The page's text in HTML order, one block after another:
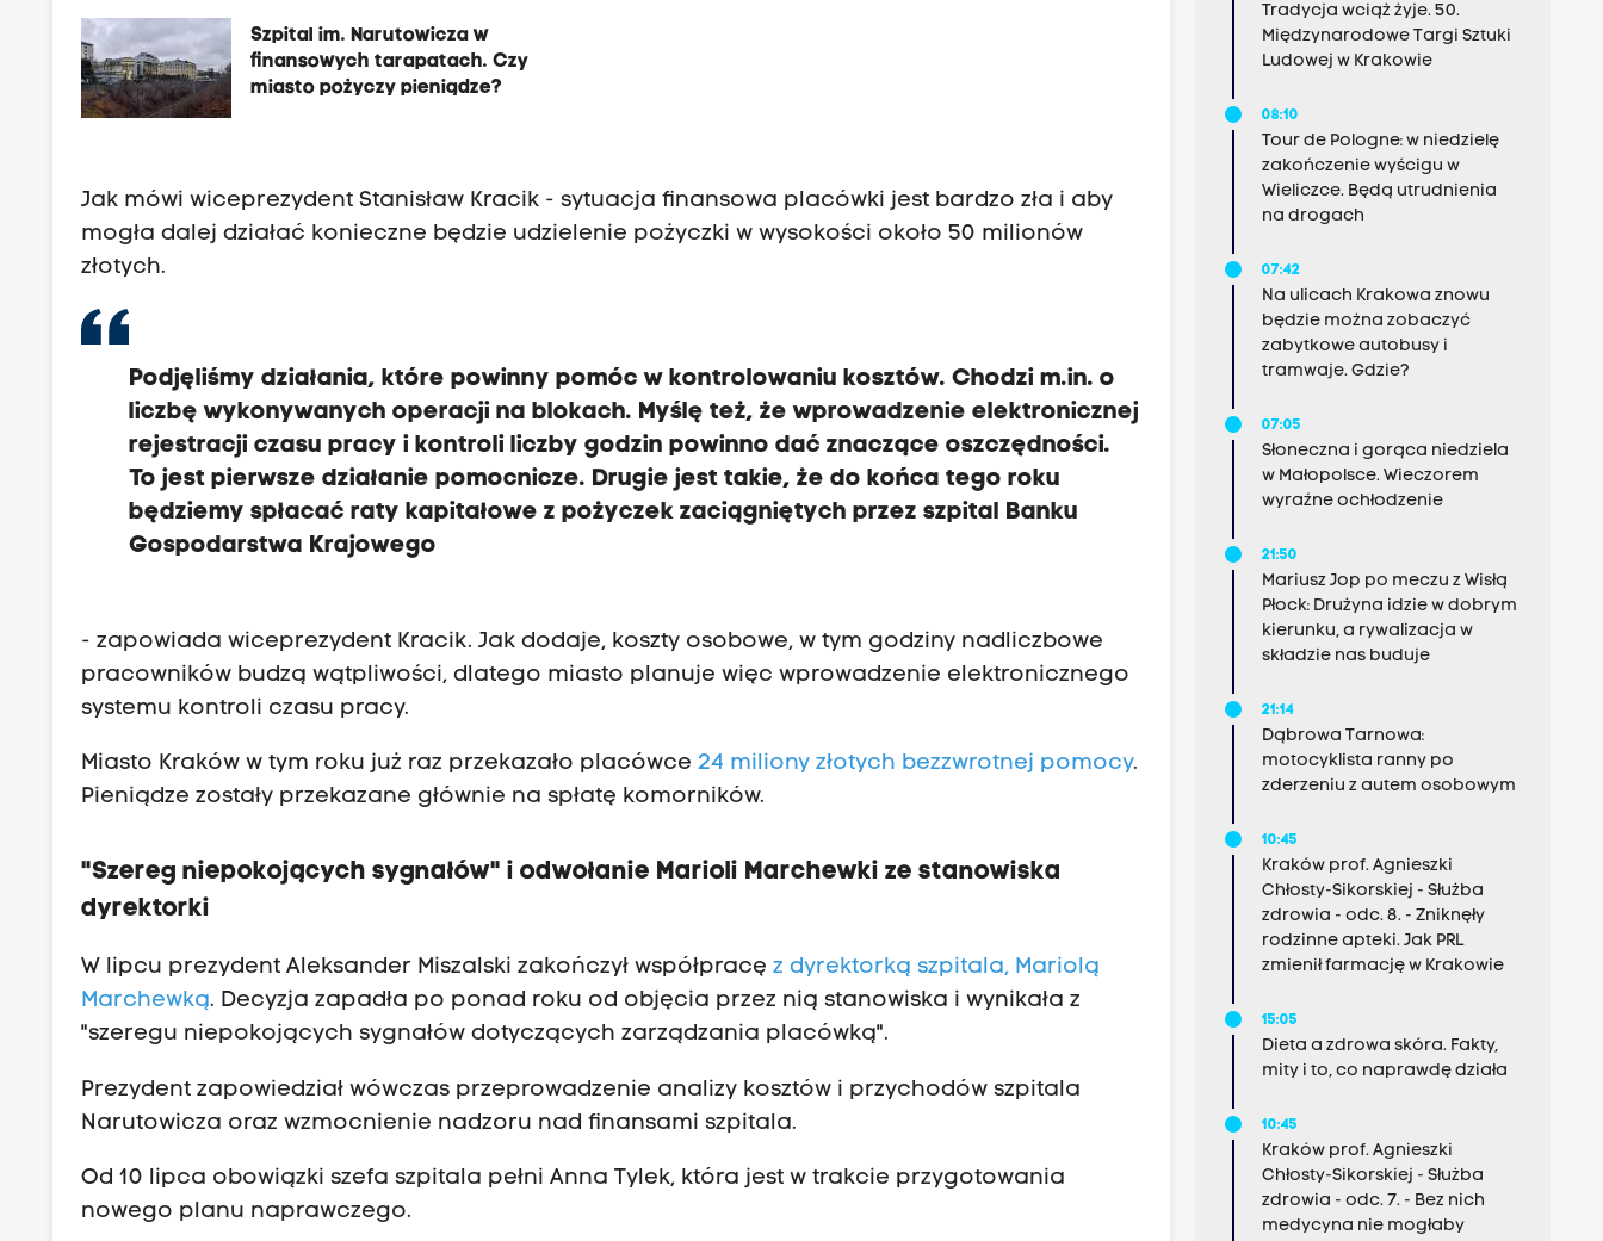
Szpital im. Narutowicza w
finansowych tarapatach. Czy
miasto pożyczy pieniądze?
Jak mówi wiceprezydent Stanisław Kracik - sytuacja finansowa placówki jest bardzo zła i aby
mogła dalej działać konieczne będzie udzielenie pożyczki w wysokości około 50 milionów
złotych.
Podjęliśmy działania, które powinny pomóc w kontrolowaniu kosztów. Chodzi m.in. o
liczbę wykonywanych operacji na blokach. Myślę też, że wprowadzenie elektronicznej
rejestracji czasu pracy i kontroli liczby godzin powinno dać znaczące oszczędności.
To jest pierwsze działanie pomocnicze. Drugie jest takie, że do końca tego roku
będziemy spłacać raty kapitałowe z pożyczek zaciągniętych przez szpital Banku
Gospodarstwa Krajowego
- zapowiada wiceprezydent Kracik. Jak dodaje, koszty osobowe, w tym godziny nadliczbowe
pracowników budzą wątpliwości, dlatego miasto planuje więc wprowadzenie elektronicznego
systemu kontroli czasu pracy.
Miasto Kraków w tym roku już raz przekazało placówce24 miliony złotych bezzwrotnej pomocy.
Pieniądze zostały przekazane głównie na spłatę komorników.
"Szereg niepokojących sygnałów" i odwołanie Marioli Marchewki ze stanowiska
dyrektorki
W lipcu prezydent Aleksander Miszalski zakończył współpracęz dyrektorką szpitala, Mariolą
Marchewką. Decyzja zapadła po ponad roku od objęcia przez nią stanowiska i wynikała z
"szeregu niepokojących sygnałów dotyczących zarządzania placówką".
Prezydent zapowiedział wówczas przeprowadzenie analizy kosztów i przychodów szpitala
Narutowicza oraz wzmocnienie nadzoru nad finansami szpitala.
Od 10 lipca obowiązki szefa szpitala pełni Anna Tylek, która jest w trakcie przygotowania
nowego planu naprawczego.
Tradycja wciąż żyje. 50.
Międzynarodowe Targi Sztuki
Ludowej w Krakowie
08:10
Tour de Pologne: w niedzielę
zakończenie wyścigu w
Wieliczce. Będą utrudnienia
na drogach
07:42
Na ulicach Krakowa znowu
będzie można zobaczyć
zabytkowe autobusy i
tramwaje. Gdzie?
07:05
Słoneczna i gorąca niedziela
w Małopolsce. Wieczorem
wyraźne ochłodzenie
21:50
Mariusz Jop po meczu z Wisłą
Płock: Drużyna idzie w dobrym
kierunku, a rywalizacja w
składzie nas buduje
21:14
Dąbrowa Tarnowa:
motocyklista ranny po
zderzeniu z autem osobowym
10:45
Kraków prof. Agnieszki
Chłosty-Sikorskiej - Służba
zdrowia - odc. 8. - Zniknęły
rodzinne apteki. Jak PRL
zmienił farmację w Krakowie
15:05
Dieta a zdrowa skóra. Fakty,
mity i to, co naprawdę działa
10:45
Kraków prof. Agnieszki
Chłosty-Sikorskiej - Służba
zdrowia - odc. 7. - Bez nich
medycyna nie mogłaby